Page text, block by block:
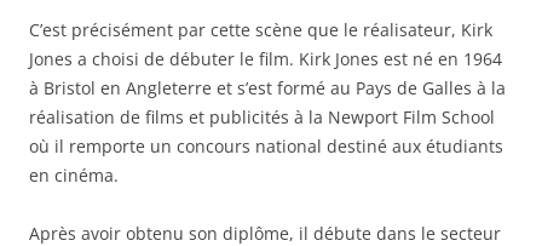
C’est précisément par cette scène que le réalisateur, Kirk
Jones a choisi de débuter le film. Kirk Jones est né en 1964
à Bristol en Angleterre et s’est formé au Pays de Galles à la
réalisation de films et publicités à la Newport Film School
où il remporte un concours national destiné aux étudiants
en cinéma.
Après avoir obtenu son diplôme, il débute dans le secteur